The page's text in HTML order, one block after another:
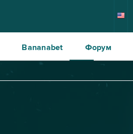
Bananabet Форум